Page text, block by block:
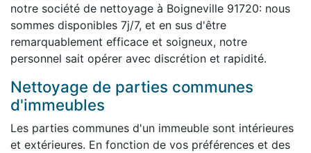
notre société de nettoyage à Boigneville 91720: nous
sommes disponibles 7j/7, et en sus d'être
remarquablement efficace et soigneux, notre
personnel sait opérer avec discrétion et rapidité.
Nettoyage de parties communes
d'immeubles
Les parties communes d'un immeuble sont intérieures
et extérieures. En fonction de vos préférences et des